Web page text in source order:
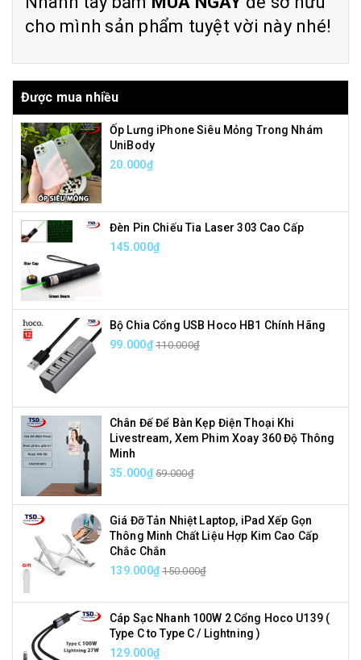
cho mình sản phẩm tuyệt vời này nhé!
Được mua nhiều
Ốp Lưng iPhone Siêu Mỏng Trong Nhám
UniBody
20.000₫
Đèn Pin Chiếu Tia Laser 303 Cao Cấp
145.000₫
Bộ Chia Cổng USB Hoco HB1 Chính Hãng
99.000₫ 110.000₫
Chân Đế Để Bàn Kẹp Điện Thoại Khi
Livestream, Xem Phim Xoay 360 Độ Thông
Minh
35.000₫ 59.000₫
Giá Đỡ Tản Nhiệt Laptop, iPad Xếp Gọn
Thông Minh Chất Liệu Hợp Kim Cao Cấp
Chắc Chắn
139.000₫ 150.000₫
Cáp Sạc Nhanh 100W 2 Cổng Hoco U139 (
Type C to Type C / Lightning )
129.000₫